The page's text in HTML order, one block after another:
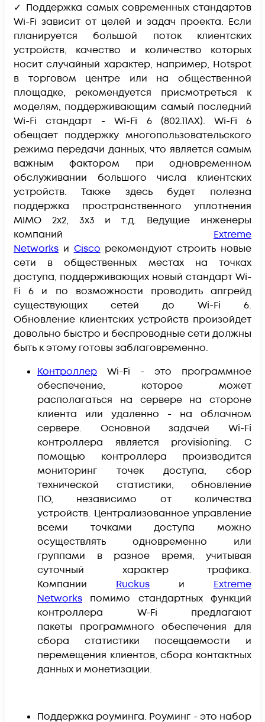
✓ Поддержка самых современных стандартов
Wi-Fi зависит от целей и задач проекта. Если
планируется большой поток клиентских
устройств, качество и количество которых
носит случайный характер, например, Hotspot
в торговом центре или на общественной
площадке, рекомендуется присмотреться к
моделям, поддерживающим самый последний
Wi-Fi стандарт - Wi-Fi 6 (802.11AX). Wi-Fi 6
обещает поддержку многопользовательского
режима передачи данных, что является самым
важным фактором при одновременном
обслуживании большого числа клиентских
устройств. Также здесь будет полезна
поддержка пространственного уплотнения
MIMO 2x2, 3x3 и т.д. Ведущие инженеры
компаний Extreme
Networks и Cisco рекомендуют строить новые
сети в общественных местах на точках
доступа, поддерживающих новый стандарт Wi-
Fi 6 и по возможности проводить апгрейд
существующих сетей до Wi-Fi 6.
Обновление клиентских устройств произойдет
довольно быстро и беспроводные сети должны
быть к этому готовы заблаговременно.
Контроллер Wi-Fi - это программное
обеспечение, которое может
располагаться на сервере на стороне
клиента или удаленно - на облачном
сервере. Основной задачей Wi-Fi
контроллера является provisioning. С
помощью контроллера производится
мониторинг точек доступа, сбор
технической статистики, обновление
ПО, независимо от количества
устройств. Централизованное управление
всеми точками доступа можно
осуществлять одновременно или
группами в разное время, учитывая
суточный характер трафика.
Компании Ruckus и Extreme
Networks помимо стандартных функций
контроллера W-Fi предлагают
пакеты программного обеспечения для
сбора статистики посещаемости и
перемещения клиентов, сбора контактных
данных и монетизации.
Поддержка роуминга. Роуминг - это набор